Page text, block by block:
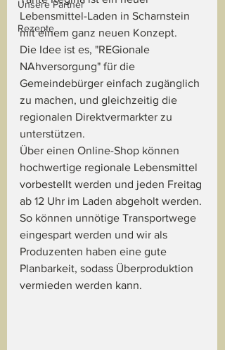
Unsere Partner
Rezepte
Lebensmittel-Laden in Scharnstein
mit einem ganz neuen Konzept.
Die Idee ist es, "REGionale
NAhversorgung" für die
Gemeindebürger einfach zugänglich
zu machen, und gleichzeitig die
regionalen Direktvermarkter zu
unterstützen.
Über einen Online-Shop können
hochwertige regionale Lebensmittel
vorbestellt werden und jeden Freitag
ab 12 Uhr im Laden abgeholt werden.
So können unnötige Transportwege
eingespart werden und wir als
Produzenten haben eine gute
Planbarkeit, sodass Überproduktion
vermieden werden kann.